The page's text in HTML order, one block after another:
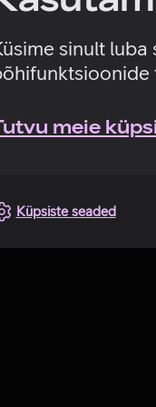
sinult
meie
Küpsiste seaded